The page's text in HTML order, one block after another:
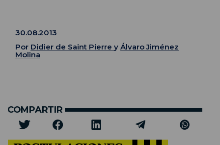
30.08.2013
Por Didier de Saint Pierre y Álvaro Jiménez
Molina
COMPARTIR